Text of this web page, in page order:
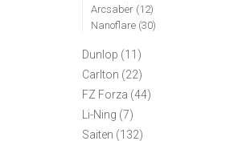
Arcsaber (12)
Nanoflare (30)
Dunlop (11)
Carlton (22)
FZ Forza (44)
Li-Ning (7)
Saiten (132)